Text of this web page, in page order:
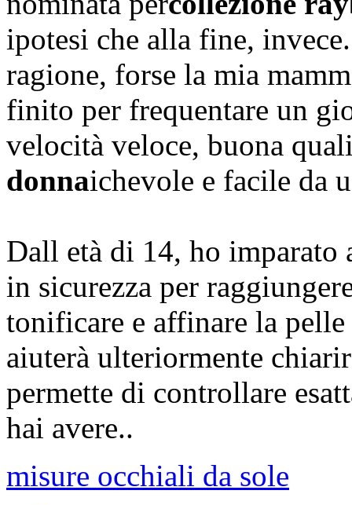
ipotesi che alla fine,
ragione, forse la mia
finito per frequentare un
velocità veloce, buona
donnaichevole e facile da
Dall età di 14, ho imparato
in sicurezza per
tonificare e affinare la
aiuterà ulteriormente
permette di controllare
hai avere..
misure occhiali da sole